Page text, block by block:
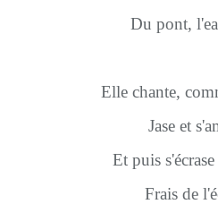
Du pont,
Elle chante,
Jase et
Et puis
Frais de